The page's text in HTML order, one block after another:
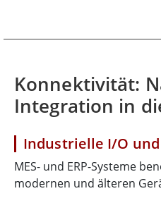
Konnektivität:
Integration in
Industrielle I/O
MES- und ERP-Systeme
modernen und älteren